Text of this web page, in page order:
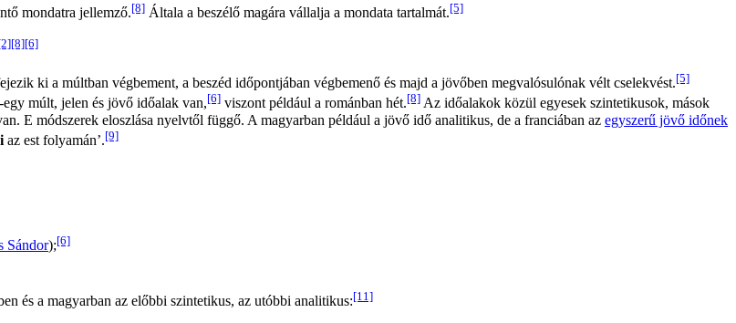
mondatra jellemző.[8] Általa a beszélő magára vállalja a mondata tartalmát.[5]
[8][6]
ki a múltban végbement, a beszéd időpontjában végbemenő és majd a jövőben megvalósulónak vélt cselekvést.[5]
múlt, jelen és jövő időalak van,[6] viszont például a románban hét.[8] Az időalakok közül egyesek szintetikusok, mások
E módszerek eloszlása nyelvtől függő. A magyarban például a jövő idő analitikus, de a franciában az egyszerű jövő időnek
az est folyamán’.[9]
Sándor);[6]
és a magyarban az előbbi szintetikus, az utóbbi analitikus:[11]